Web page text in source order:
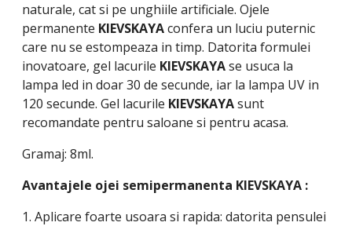
naturale, cat si pe unghiile artificiale. Ojele
permanente KIEVSKAYAconfera un luciu puternic
care nu se estompeaza in timp. Datorita formulei
inovatoare, gel lacurile KIEVSKAYAse usuca la
lampa led in doar 30 de secunde, iar la lampa UV in
120 secunde. Gel lacurile KIEVSKAYAsunt
recomandate pentru saloane si pentru acasa.
Gramaj: 8ml.
Avantajele ojei semipermanenta KIEVSKAYA :
1. Aplicare foarte usoara si rapida: datorita pensulei